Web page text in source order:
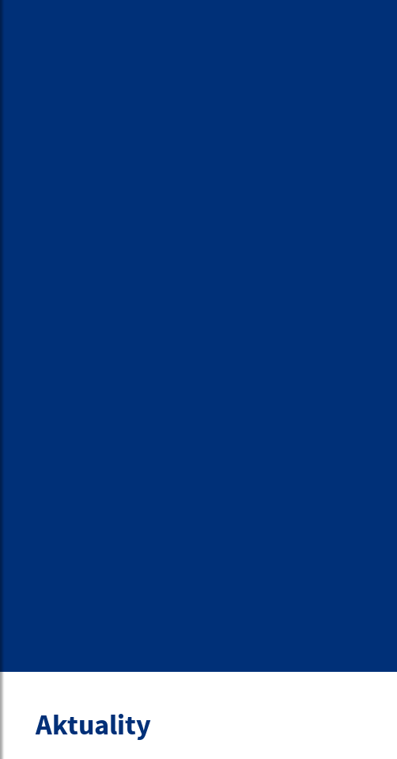
Aktuality